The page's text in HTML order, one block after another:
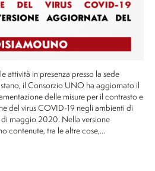
attività in presenza presso la sede
il Consorzio UNO ha aggiornato il
delle misure per il contrasto e
del virus COVID-19 negli ambienti di
maggio 2020. Nella versione
contenute, tra le altre cose,…